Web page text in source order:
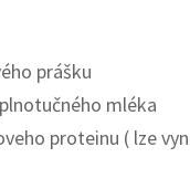
prášku
mléka
proteinu ( lze